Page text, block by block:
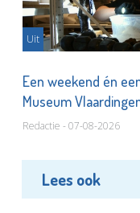
Uit
Een weekend én
Museum
Redactie - 07-08-2026
Lees ook